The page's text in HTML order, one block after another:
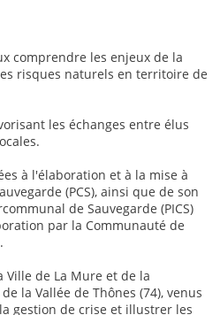
comprendre les enjeux de la
risques naturels en territoire de
les échanges entre élus
à l'élaboration et à la mise à
(PCS), ainsi que de son
de Sauvegarde (PICS)
par la Communauté de
de La Mure et de la
la Vallée de Thônes (74), venus
gestion de crise et illustrer les